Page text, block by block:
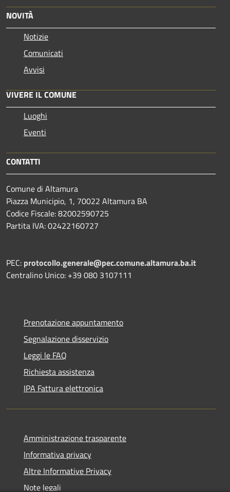
NOVITÀ
Notizie
Comunicati
Avvisi
VIVERE IL COMUNE
Luoghi
Eventi
CONTATTI
Comune di Altamura
Piazza Municipio, 1, 70022 Altamura BA
Codice Fiscale: 82002590725
Partita IVA: 02422160727
PEC: protocollo.generale@pec.comune.altamura.ba.it
Centralino Unico: +39 080 3107111
Prenotazione appuntamento
Segnalazione disservizio
Leggi le FAQ
Richiesta assistenza
IPA Fattura elettronica
Amministrazione trasparente
Informativa privacy
Altre Informative Privacy
Note legali